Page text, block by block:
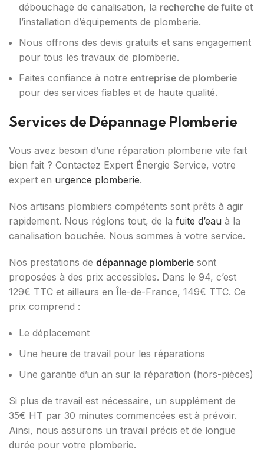
débouchage de canalisation, la recherche de fuite et
l’installation d’équipements de plomberie.
Nous offrons des devis gratuits et sans engagement
pour tous les travaux de plomberie.
Faites confiance à notre entreprise de plomberie
pour des services fiables et de haute qualité.
Services de Dépannage Plomberie
Vous avez besoin d’une réparation plomberie vite fait
bien fait ? Contactez Expert Énergie Service, votre
expert en urgence plomberie.
Nos artisans plombiers compétents sont prêts à agir
rapidement. Nous réglons tout, de la fuite d’eau à la
canalisation bouchée. Nous sommes à votre service.
Nos prestations de dépannage plomberie sont
proposées à des prix accessibles. Dans le 94, c’est
129€ TTC et ailleurs en Île-de-France, 149€ TTC. Ce
prix comprend :
Le déplacement
Une heure de travail pour les réparations
Une garantie d’un an sur la réparation (hors-pièces)
Si plus de travail est nécessaire, un supplément de
35€ HT par 30 minutes commencées est à prévoir.
Ainsi, nous assurons un travail précis et de longue
durée pour votre plomberie.